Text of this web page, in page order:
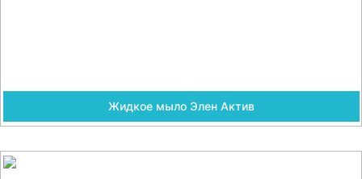
Жидкое мыло Элен Актив